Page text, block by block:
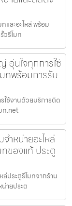
และอะไหล่ พร้อม
วรีโมท
อุ่นใจทุกการใช้
ทพร้อมการรับ
ใช้งานด้วยบริการติด
ท.net
ำหน่ายอะไหล่
ทของแท้ ประตู
ประตูรีโมทจากร้าน
ายประต